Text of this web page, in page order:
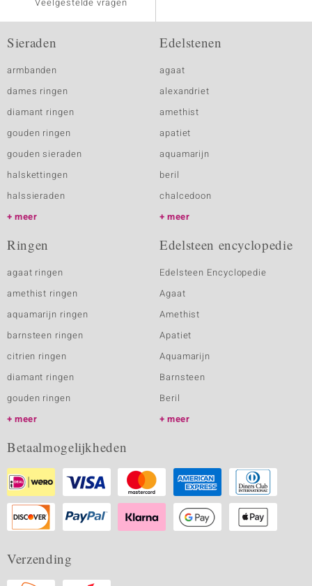
Sieraden
armbanden
dames ringen
diamant ringen
gouden ringen
gouden sieraden
halskettingen
halssieraden
meer
Edelstenen
agaat
alexandriet
amethist
apatiet
aquamarijn
beril
chalcedoon
meer
Ringen
agaat ringen
amethist ringen
aquamarijn ringen
barnsteen ringen
citrien ringen
diamant ringen
gouden ringen
meer
Edelsteen encyclopedie
Edelsteen Encyclopedie
Agaat
Amethist
Apatiet
Aquamarijn
Barnsteen
Beril
meer
Betaalmogelijkheden
Verzending